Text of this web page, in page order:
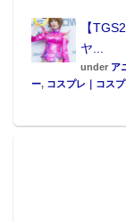
「ドリフター
月にとらのあ
【
ヤ...
under ア
ー, コスプレ｜コス